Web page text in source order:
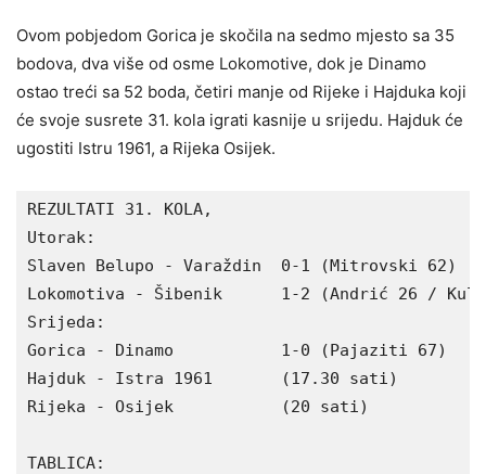
Ovom pobjedom Gorica je skočila na sedmo mjesto sa 35
bodova, dva više od osme Lokomotive, dok je Dinamo
ostao treći sa 52 boda, četiri manje od Rijeke i Hajduka koji
će svoje susrete 31. kola igrati kasnije u srijedu. Hajduk će
ugostiti Istru 1961, a Rijeka Osijek.
REZULTATI 31. KOLA,
Utorak:
Slaven Belupo - Varaždin  0-1 (Mitrovski 62)
Lokomotiva - Šibenik      1-2 (Andrić 26 /
Srijeda:
Gorica - Dinamo           1-0 (Pajaziti 67)
Hajduk - Istra 1961       (17.30 sati)
Rijeka - Osijek           (20 sati)
TABLICA: